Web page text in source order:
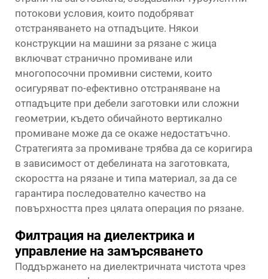
потокови условия, които подобряват
отстраняването на отпадъците. Някои
конструкции на машини за рязане с жица
включват странично промиване или
многопосочни промивни системи, които
осигуряват по-ефективно отстраняване на
отпадъците при дебели заготовки или сложни
геометрии, където обичайното вертикално
промиване може да се окаже недостатъчно.
Стратегията за промиване трябва да се коригира
в зависимост от дебелината на заготовката,
скоростта на рязане и типа материал, за да се
гарантира последователно качество на
повърхността през цялата операция по рязане.
Филтрация на диелектрика и
управление на замърсяването
Поддържането на диелектричната чистота чрез